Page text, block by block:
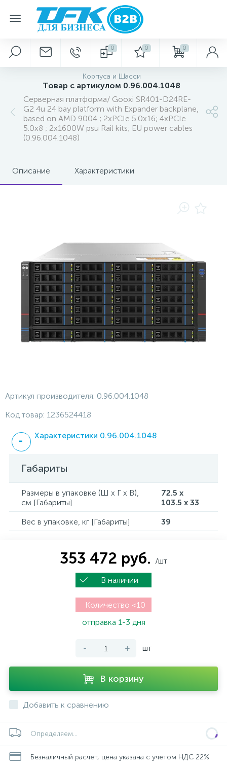
0 0 0
Корпуса и Шасси
Товар с артикулом 0.96.004.1048
Серверная платформа/ Gooxi SR401-D24RE-
G2 4u 24 bay platform with Expander backplane,
based on AMD 9004 ; 2xPCIe 5.0x16; 4xPCIe
5.0x8 ; 2x1600W psu Rail kits; EU power cables
(0.96.004.1048)
Описание Характеристики
Артикул производителя: 0.96.004.1048
Код товар: 1236524418
Характеристики 0.96.004.1048
Габариты
Размеры в упаковке (Ш x Г x В),
см [Габариты]
72.5 x
103.5 x 33
Вес в упаковке, кг [Габариты]
39
353 472 руб. /шт
В наличии
Количество <10
отправка 1-3 дня
- + шт
В корзину
Добавить к сравнению
Определяем...
Безналичный расчет, цена указана с учетом НДС 22%